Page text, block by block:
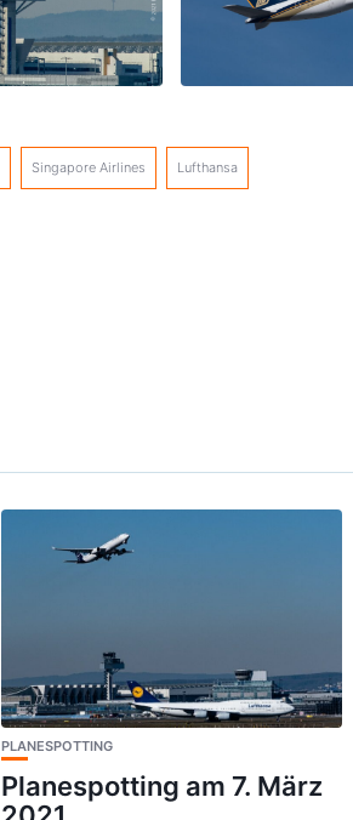
Singapore Airlines Lufthansa
PLANESPOTTING
Planespotting am 7. März